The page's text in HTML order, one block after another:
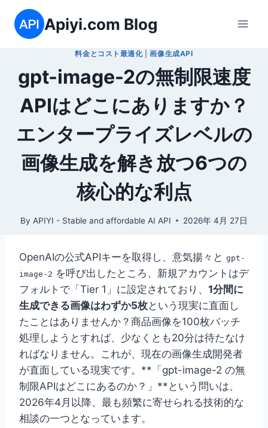
Apiyi.com Blog
料金とコスト最適化|画像生成API
gpt-image-2の無制限速度
APIはどこにありますか？
エンタープライズレベルの
画像生成を解き放つ6つの
核心的な利点
By APIYI - Stable and affordable AI API 2026年 4月 27日
OpenAIの公式APIキーを取得し、意気揚々と gpt-
image-2 を呼び出したところ、新規アカウントはデ
フォルトで「Tier 1」に設定されており、 1分間に
生成できる画像はわずか5枚という現実に直面し
たことはありませんか？商品画像を100枚バッチ
処理しようとすれば、少なくとも20分は待たなけ
ればなりません。これが、現在の画像生成開発者
が直面している現実です。**「gpt-image-2 の無
制限APIはどこにあるのか？」**という問いは、
2026年4月以降、最も頻繁に寄せられる技術的な
相談の一つとなっています。